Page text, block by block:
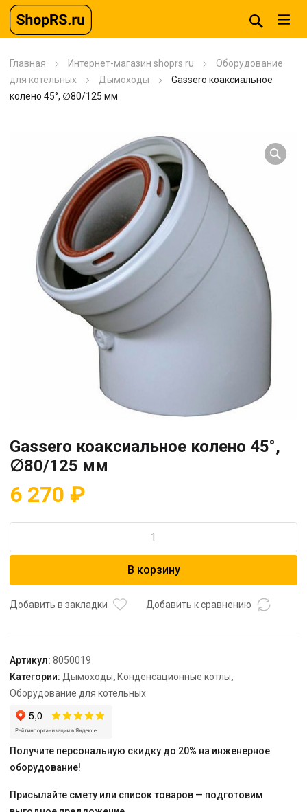
Главная Интернет-магазин shoprs.ru
Оборудование
для котельных
Дымоходы
Gassero коаксиальное
колено 45°, ∅80/125 мм
Gassero коаксиальное колено 45°,
∅80/125 мм
6 270 ₽
Gassero
45°,
В корзину
Добавить в закладки Добавить к сравнению
Артикул: 8050019
Категории: Дымоходы, Конденсационные котлы,
Оборудование для котельных
Получите персональную скидку до 20% на инженерное
оборудование!
Присылайте смету или список товаров — подготовим